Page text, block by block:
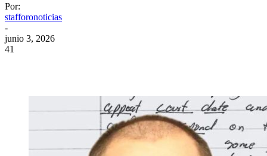
Por:
stafforonoticias
-
junio 3, 2026
41